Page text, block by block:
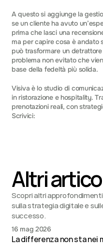
A questo si aggiunge la
se un cliente ha avuto
prima che lasci una
ma per capire cosa è andato
può trasformare un
problema non evitato che
base della fedeltà più solida.
Visiva è lo studio di
in ristorazione e hospitality.
prenotazioni reali, con
Scrivici:
Altri
Scopri altri
sulla strategia digitale e
successo.
16 mag 2026
La differenza non sta nei